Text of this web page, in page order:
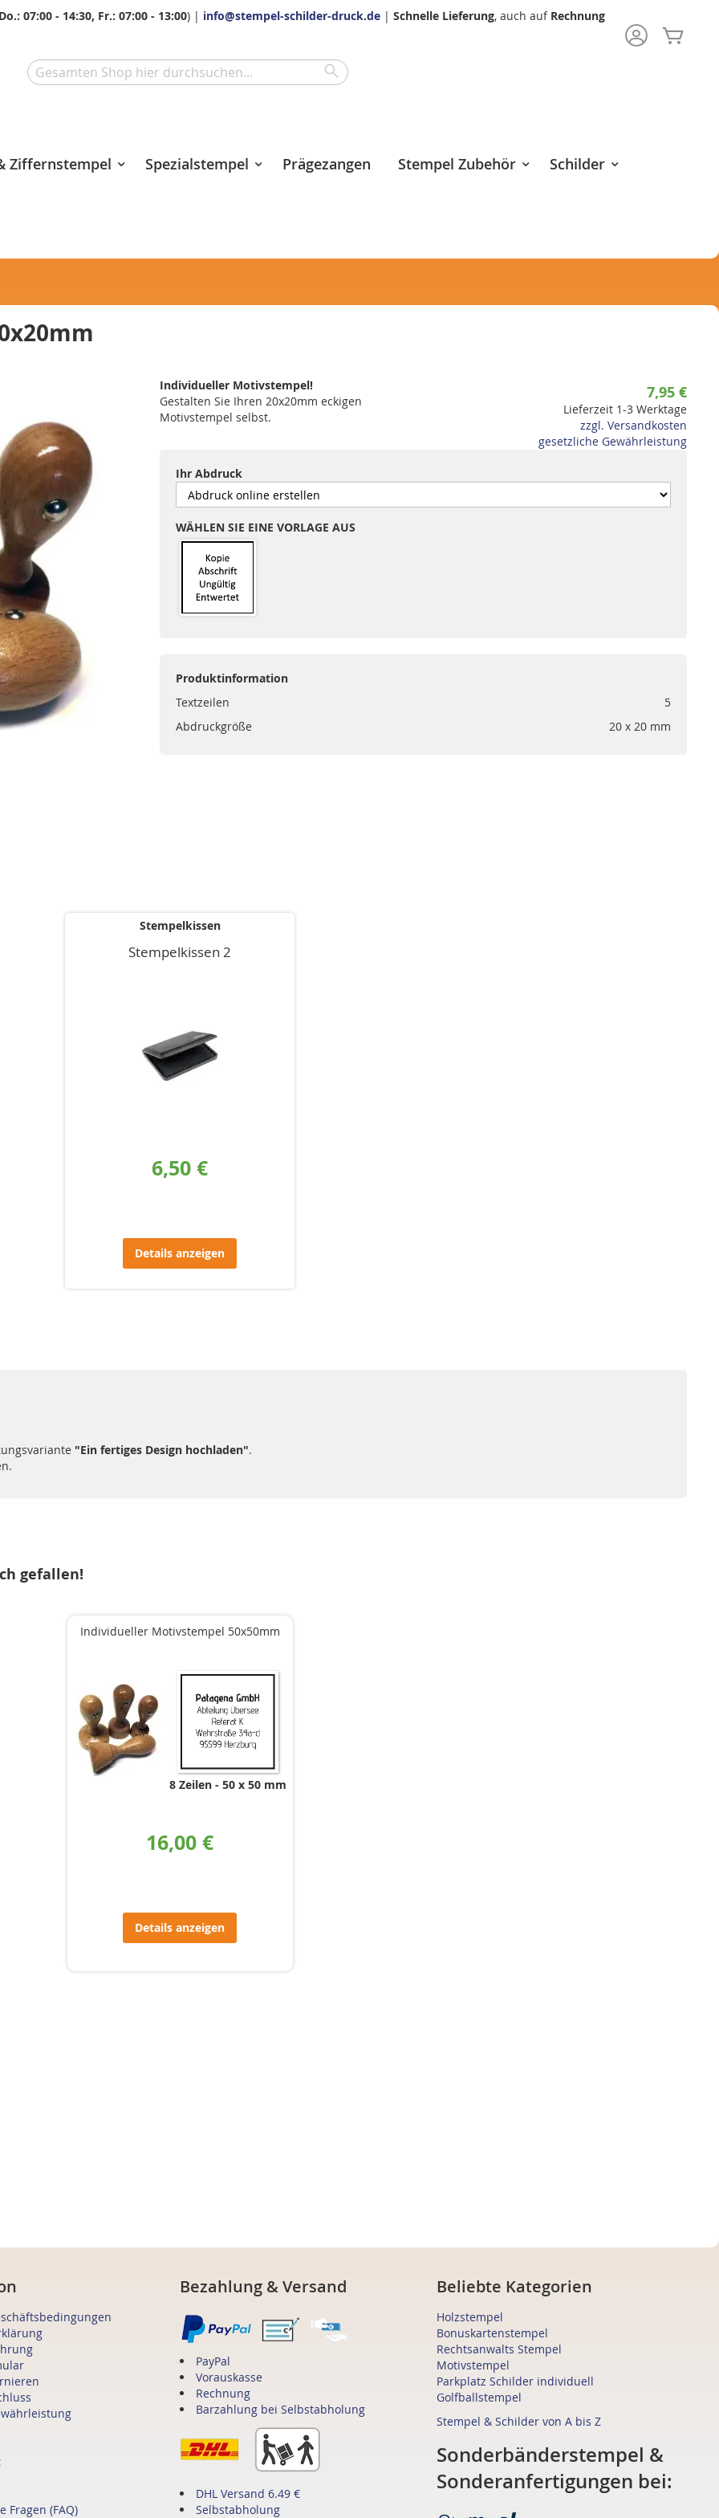
07:00 - 14:30, Fr.: 07:00 - 13:00) | info@stempel-schilder-druck.de | Schnelle Lieferung, auch auf Rechnung
Search
Ziffernstempel Spezialstempel Prägezangen Stempel Zubehör Schilder
7,95 €
Lieferzeit 1-3 Werktage
zzgl. Versandkosten
gesetzliche Gewährleistung
Individueller Motivstempel!
Gestalten Sie Ihren 20x20mm eckigen
Motivstempel selbst.
Ihr Abdruck
WÄHLEN SIE EINE VORLAGE AUS
Produktinformation
Textzeilen
5
Abdruckgröße
20 x 20 mm
Stempelkissen
Stempelkissen 2
6,50 €
Details anzeigen
"Ein fertiges Design hochladen".
gefallen!
Individueller Motivstempel 50x50mm
8 Zeilen 50 x 50 mm
16,00 €
Details anzeigen
Fragen (FAQ)
Bezahlung & Versand
PayPal
Vorauskasse
Rechnung
Barzahlung bei Selbstabholung
DHL Versand 6.49 €
Selbstabholung
Beliebte Kategorien
Holzstempel
Bonuskartenstempel
Rechtsanwalts Stempel
Motivstempel
Parkplatz Schilder individuell
Golfballstempel
Stempel & Schilder von A bis Z
Sonderbänderstempel &
Sonderanfertigungen bei: